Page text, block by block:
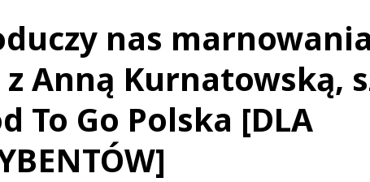
nas
Anną Kurnatowską,
To Go Polska [DLA